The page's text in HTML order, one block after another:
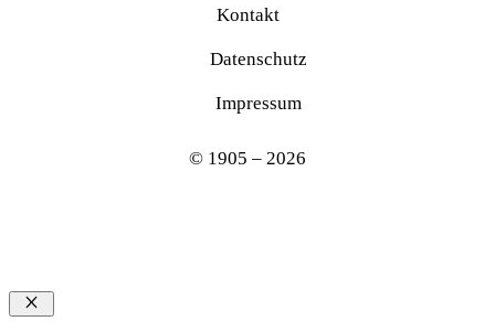
Kontakt
Datenschutz
Impressum
© 1905 – 2026
Schließen